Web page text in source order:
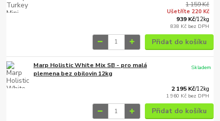
1 159 Kč
Ušetříte 220 Kč
939 Kč/12kg
838 Kč bez DPH
Přidat do košíku
Marp Holistic White Mix SB - pro malá
plemena bez obilovin 12kg
2 195 Kč/12kg
1 960 Kč bez DPH
Skladem
Přidat do košíku